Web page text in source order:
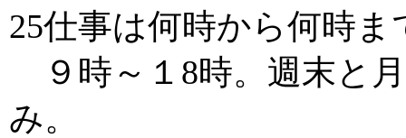
25仕事は何時から何時
９時～１8時。週末と
み。